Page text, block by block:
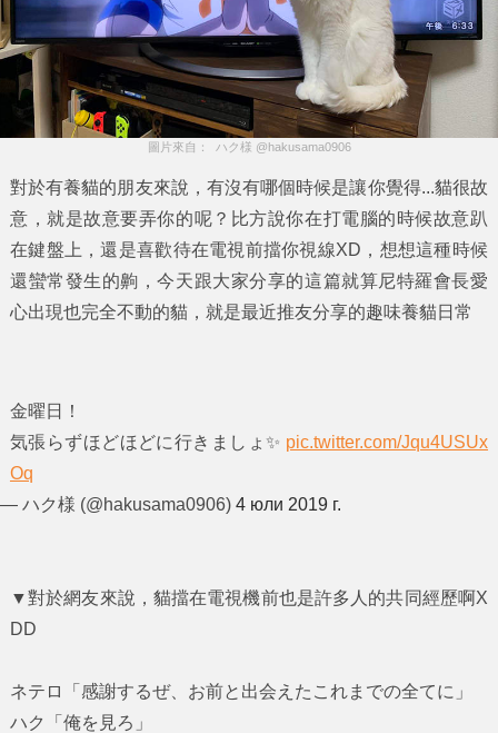
圖片來自：  ハク様 @hakusama0906
對於有養貓的朋友來說，有沒有哪個時候是讓你覺得...貓很故
意，就是故意要弄你的呢？比方說你在打電腦的時候故意趴
在鍵盤上，還是喜歡待在電視前擋你視線XD，想想這種時候
還蠻常發生的齁，今天跟大家分享的這篇就算尼特羅會長愛
心出現也完全不動的貓，就是最近推友分享的趣味養貓日常
金曜日！
気張らずほどほどに行きましょ✨ pic.twitter.com/Jqu4USUx
Oq
— ハク様 (@hakusama0906) 4 юли 2019 г.
▼對於網友來說，貓擋在電視機前也是許多人的共同經歷啊X
DD
ネテロ「感謝するぜ、お前と出会えたこれまでの全てに」
ハク「俺を見ろ」